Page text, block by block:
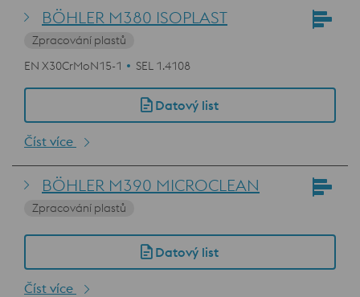
BÖHLER M380 ISOPLAST
Zpracování plastů
EN X30CrMoN15-1
SEL 1.4108
Datový list
Číst více
BÖHLER M390 MICROCLEAN
Zpracování plastů
Datový list
Číst více